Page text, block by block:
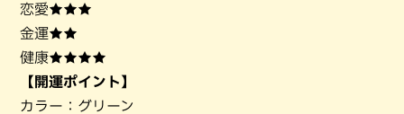
恋愛★★★
金運★★
健康★★★★
【開運ポイント】
カラー：グリーン